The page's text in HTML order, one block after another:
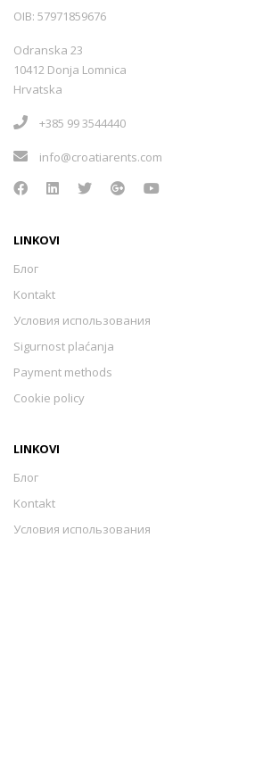
OIB: 57971859676
Odranska 23
10412 Donja Lomnica
Hrvatska
+385 99 3544440
info@croatiarents.com
LINKOVI
Блог
Kontakt
Условия использования
Sigurnost plaćanja
Payment methods
Cookie policy
LINKOVI
Блог
Kontakt
Условия использования